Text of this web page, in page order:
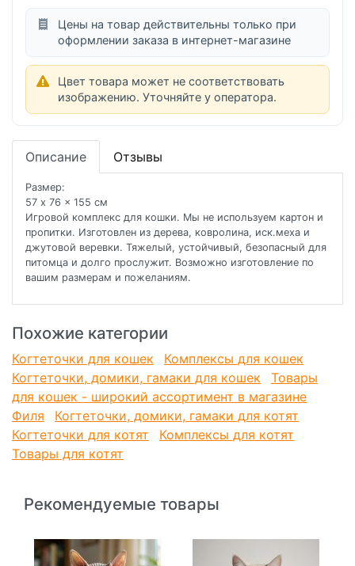
Цены на товар действительны только при
оформлении заказа в интернет-магазине
Цвет товара может не соответствовать
изображению. Уточняйте у оператора.
Описание Отзывы
Размер:
57 x 76 x 155 см
Игровой комплекс для кошки. Мы не используем картон и
пропитки. Изготовлен из дерева, ковролина, иск.меха и
джутовой веревки. Тяжелый, устойчивый, безопасный для
питомца и долго прослужит. Возможно изготовление по
вашим размерам и пожеланиям.
Похожие категории
Когтеточки для кошек
Комплексы для кошек
Когтеточки, домики, гамаки для кошек
Товары
для кошек - широкий ассортимент в магазине
Филя
Когтеточки, домики, гамаки для котят
Когтеточки для котят
Комплексы для котят
Товары для котят
Рекомендуемые товары